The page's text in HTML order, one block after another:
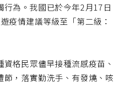
為。我國已於今年2月17日
疫情建議等級至「第二級：
格民眾儘早接種流感疫苗、
，落實勤洗手、有發燒、咳